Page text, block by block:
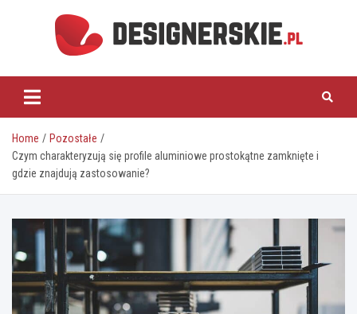
designerskie.pl
Home
Pozostałe
Czym charakteryzują się profile aluminiowe prostokątne zamknięte i
gdzie znajdują zastosowanie?